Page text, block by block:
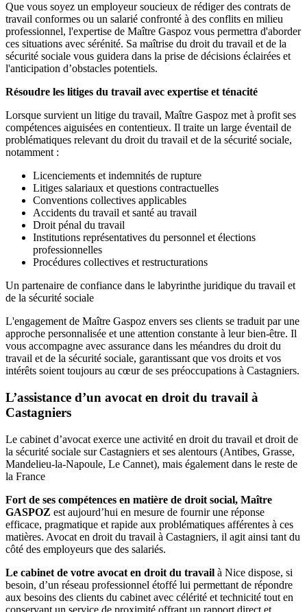
Que vous soyez un employeur soucieux de rédiger des contrats de
travail conformes ou un salarié confronté à des conflits en milieu
professionnel, l'expertise de Maître Gaspoz vous permettra d'aborder
ces situations avec sérénité. Sa maîtrise du droit du travail et de la
sécurité sociale vous guidera dans la prise de décisions éclairées et
l'anticipation d’obstacles potentiels.
Résoudre les litiges du travail avec expertise et ténacité
Lorsque survient un litige du travail, Maître Gaspoz met à profit ses
compétences aiguisées en contentieux. Il traite un large éventail de
problématiques relevant du droit du travail et de la sécurité sociale,
notamment :
Licenciements et indemnités de rupture
Litiges salariaux et questions contractuelles
Conventions collectives applicables
Accidents du travail et santé au travail
Droit pénal du travail
Institutions représentatives du personnel et élections
professionnelles
Procédures collectives et restructurations
Un partenaire de confiance dans le labyrinthe juridique du travail et
de la sécurité sociale
L'engagement de Maître Gaspoz envers ses clients se traduit par une
approche personnalisée et une attention constante à leur bien-être. Il
vous accompagne avec assurance dans les méandres du droit du
travail et de la sécurité sociale, garantissant que vos droits et vos
intérêts soient toujours au cœur de ses préoccupations à Castagniers.
L’assistance d’un avocat en droit du travail à
Castagniers
Le cabinet d’avocat exerce une activité en droit du travail et droit de
la sécurité sociale sur Castagniers et ses alentours (Antibes, Grasse,
Mandelieu-la-Napoule, Le Cannet), mais également dans le reste de
la France
Fort de ses compétences en matière de droit social, Maître
GASPOZ est aujourd’hui en mesure de fournir une réponse
efficace, pragmatique et rapide aux problématiques afférentes à ces
matières. Avocat en droit du travail à Castagniers, il agit ainsi tant du
côté des employeurs que des salariés.
Le cabinet de votre avocat en droit du travail à Nice dispose, si
besoin, d’un réseau professionnel étoffé lui permettant de répondre
aux besoins des clients du cabinet avec célérité et technicité tout en
conservant un service de proximité offrant un rapport direct et